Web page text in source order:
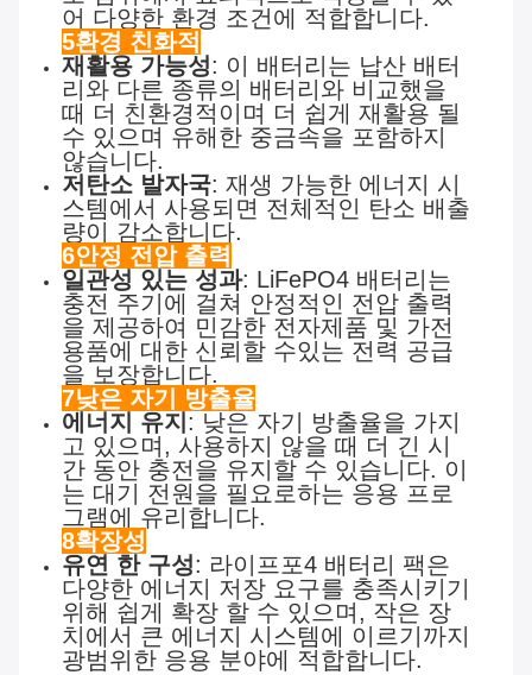
어 다양한 환경 조건에 적합합니다.
5환경 친화적
재활용 가능성: 이 배터리는 납산 배터
리와 다른 종류의 배터리와 비교했을
때 더 친환경적이며 더 쉽게 재활용 될
수 있으며 유해한 중금속을 포함하지
않습니다.
저탄소 발자국: 재생 가능한 에너지 시
스템에서 사용되면 전체적인 탄소 배출
량이 감소합니다.
6안정 전압 출력
일관성 있는 성과: LiFePO4 배터리는
충전 주기에 걸쳐 안정적인 전압 출력
을 제공하여 민감한 전자제품 및 가전
용품에 대한 신뢰할 수있는 전력 공급
을 보장합니다.
7낮은 자기 방출율
에너지 유지 : 낮은 자기 방출율을 가지
고 있으며, 사용하지 않을 때 더 긴 시
간 동안 충전을 유지할 수 있습니다. 이
는 대기 전원을 필요로하는 응용 프로
그램에 유리합니다.
8확장성
유연 한 구성: 라이프포4 배터리 팩은
다양한 에너지 저장 요구를 충족시키기
위해 쉽게 확장 할 수 있으며, 작은 장
치에서 큰 에너지 시스템에 이르기까지
광범위한 응용 분야에 적합합니다.